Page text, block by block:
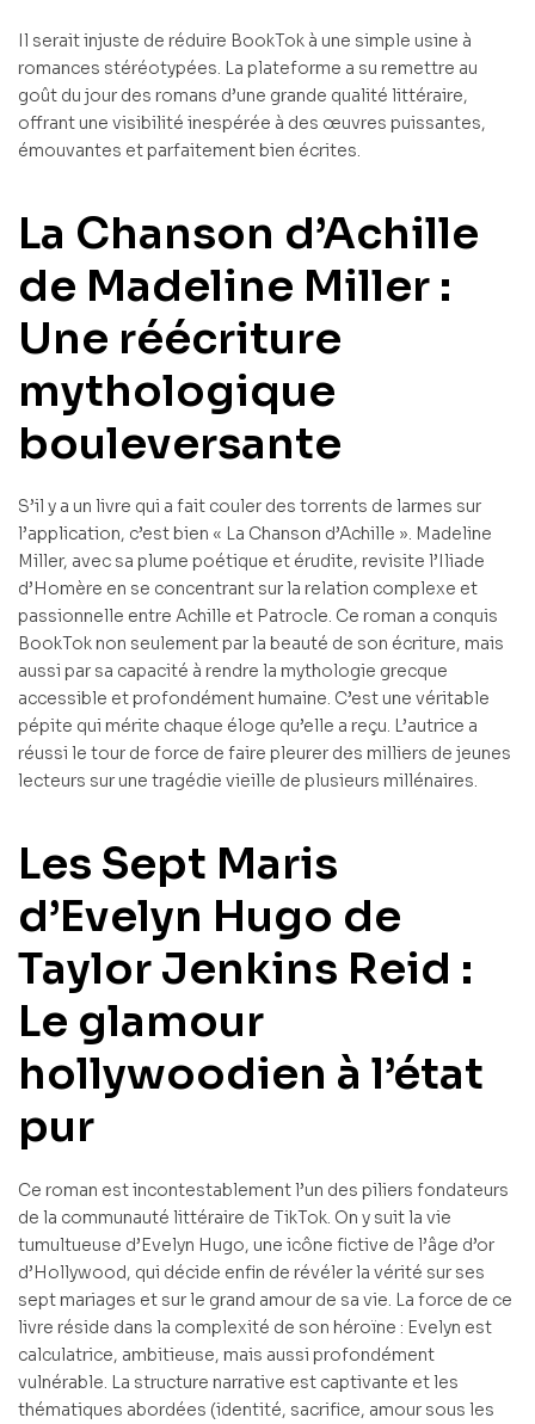
Il serait injuste de réduire BookTok à une simple usine à
romances stéréotypées. La plateforme a su remettre au
goût du jour des romans d’une grande qualité littéraire,
offrant une visibilité inespérée à des œuvres puissantes,
émouvantes et parfaitement bien écrites.
La Chanson d’Achille
de Madeline Miller :
Une réécriture
mythologique
bouleversante
S’il y a un livre qui a fait couler des torrents de larmes sur
l’application, c’est bien « La Chanson d’Achille ». Madeline
Miller, avec sa plume poétique et érudite, revisite l’Iliade
d’Homère en se concentrant sur la relation complexe et
passionnelle entre Achille et Patrocle. Ce roman a conquis
BookTok non seulement par la beauté de son écriture, mais
aussi par sa capacité à rendre la mythologie grecque
accessible et profondément humaine. C’est une véritable
pépite qui mérite chaque éloge qu’elle a reçu. L’autrice a
réussi le tour de force de faire pleurer des milliers de jeunes
lecteurs sur une tragédie vieille de plusieurs millénaires.
Les Sept Maris
d’Evelyn Hugo de
Taylor Jenkins Reid :
Le glamour
hollywoodien à l’état
pur
Ce roman est incontestablement l’un des piliers fondateurs
de la communauté littéraire de TikTok. On y suit la vie
tumultueuse d’Evelyn Hugo, une icône fictive de l’âge d’or
d’Hollywood, qui décide enfin de révéler la vérité sur ses
sept mariages et sur le grand amour de sa vie. La force de ce
livre réside dans la complexité de son héroïne : Evelyn est
calculatrice, ambitieuse, mais aussi profondément
vulnérable. La structure narrative est captivante et les
thématiques abordées (identité, sacrifice, amour sous les